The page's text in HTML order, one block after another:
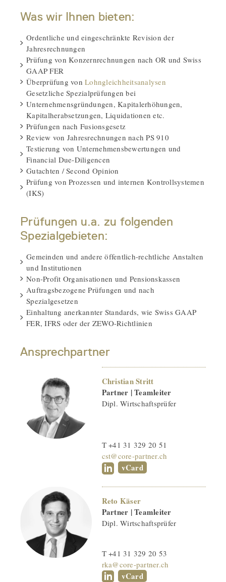
Was wir Ihnen bieten:
Ordentliche und eingeschränkte Revision der
Jahresrechnungen
Prüfung von Konzernrechnungen nach OR und Swiss
GAAP FER
Überprüfung von Lohngleichheitsanalysen
Gesetzliche Spezialprüfungen bei
Unternehmensgründungen, Kapitalerhöhungen,
Kapitalherabsetzungen, Liquidationen etc.
Prüfungen nach Fusionsgesetz
Review von Jahresrechnungen nach PS 910
Testierung von Unternehmensbewertungen und
Financial Due-Diligencen
Gutachten / Second Opinion
Prüfung von Prozessen und internen Kontrollsystemen
(IKS)
Prüfungen u.a. zu folgenden
Spezialgebieten:
Gemeinden und andere öffentlich-rechtliche Anstalten
und Institutionen
Non-Profit Organisationen und Pensionskassen
Auftragsbezogene Prüfungen und nach
Spezialgesetzen
Einhaltung anerkannter Standards, wie Swiss GAAP
FER, IFRS oder der ZEWO-Richtlinien
Ansprechpartner
Christian Stritt
Partner | Teamleiter
Dipl. Wirtschaftsprüfer
T +41 31 329 20 51
cst@core-partner.ch
vCard
Reto Käser
Partner | Teamleiter
Dipl. Wirtschaftsprüfer
T +41 31 329 20 53
rka@core-partner.ch
vCard